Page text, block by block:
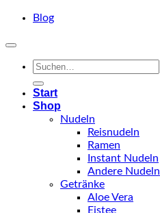
Blog
Suchen
Start
Shop
Nudeln
Reisnudeln
Ramen
Instant Nudeln
Andere Nudeln
Getränke
Aloe Vera
Eistee